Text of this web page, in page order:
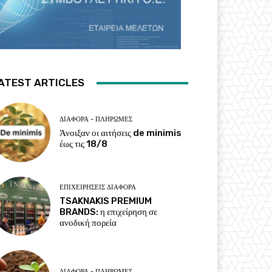
ARTICLES
ΔΙΆΦΟΡΑ - ΠΛΗΡΩΜΈΣ
Άνοιξαν οι αιτήσεις de minimis
έως τις 18/8
ΕΠΙΧΕΙΡΉΣΕΙΣ ΔΙΆΦΟΡΑ
TSAKNAKIS PREMIUM
BRANDS: η επιχείρηση σε
ανοδική πορεία